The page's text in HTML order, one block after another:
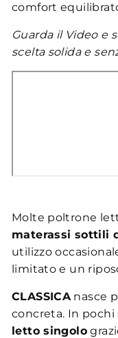
comfort
Guarda il Video e
scelta solida e
Molte poltrone
materassi sottili
utilizzo
limitato e un
CLASSICAnasce
concreta. In pochi
letto singolo